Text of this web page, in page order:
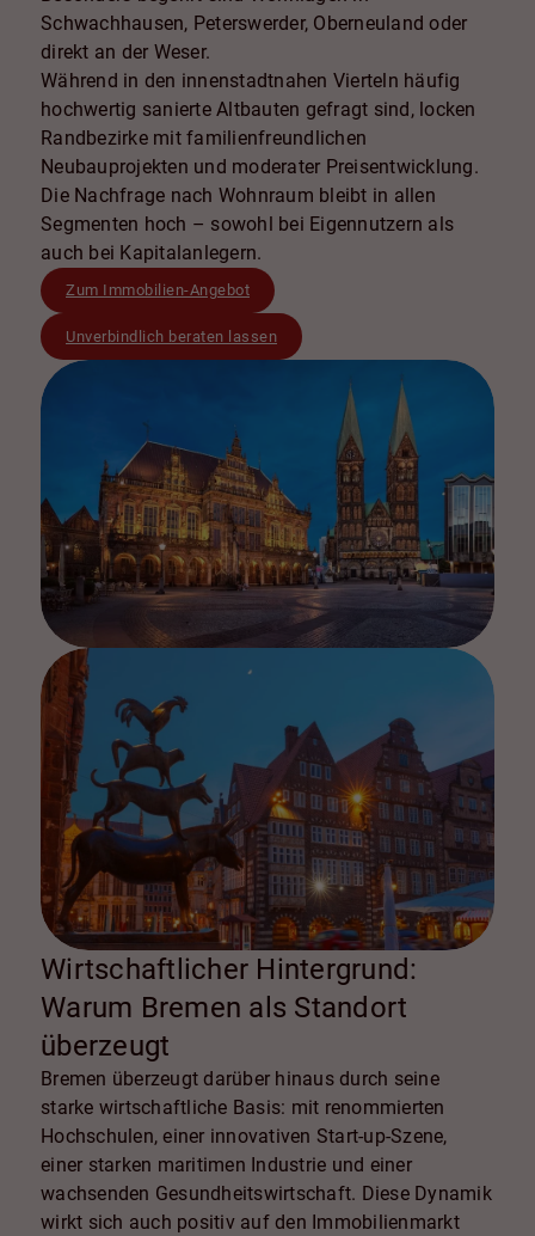
Schwachhausen, Peterswerder, Oberneuland oder
direkt an der Weser.
Während in den innenstadtnahen Vierteln häufig
hochwertig sanierte Altbauten gefragt sind, locken
Randbezirke mit familienfreundlichen
Neubauprojekten und moderater Preisentwicklung.
Die Nachfrage nach Wohnraum bleibt in allen
Segmenten hoch – sowohl bei Eigennutzern als
auch bei Kapitalanlegern.
Zum Immobilien-Angebot
Unverbindlich beraten lassen
Wirtschaftlicher Hintergrund:
Warum Bremen als Standort
überzeugt
Bremen überzeugt darüber hinaus durch seine
starke wirtschaftliche Basis: mit renommierten
Hochschulen, einer innovativen Start-up-Szene,
einer starken maritimen Industrie und einer
wachsenden Gesundheitswirtschaft. Diese Dynamik
wirkt sich auch positiv auf den Immobilienmarkt